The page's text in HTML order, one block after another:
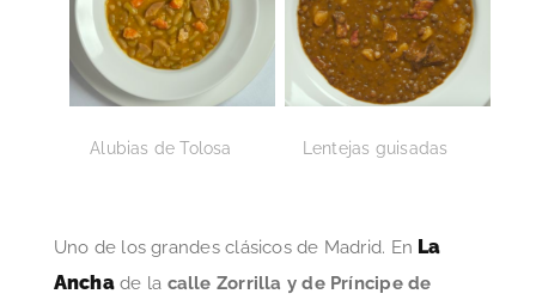
Alubias de Tolosa Lentejas guisadas
Uno de los grandes clásicos de Madrid. En La
Anchade la calle Zorrilla y de Príncipe de